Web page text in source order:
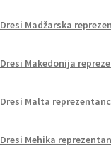
Dresi Madžarska
Dresi Makedonija
Dresi Malta
Dresi Mehika